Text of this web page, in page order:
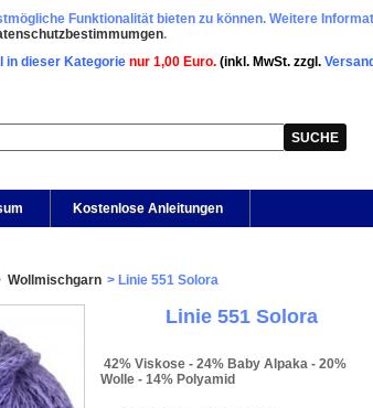
Funktionalität bieten zu können. Weitere
.
in dieser Kategorie nur 1,00 Euro. (inkl. MwSt. zzgl.
Kostenlose Anleitungen
Wollmischgarn > Linie 551 Solora
Linie 551 Solora
42% Viskose - 24% Baby Alpaka - 20%
Wolle - 14% Polyamid